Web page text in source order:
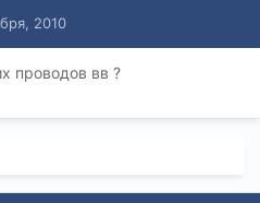
2010
проводов вв ?